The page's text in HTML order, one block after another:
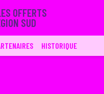
OFFERTS
SUD
HISTORIQUE